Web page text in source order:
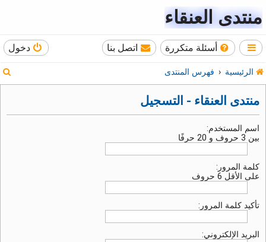
منتدى العنقاء
أسئلة متكررة اتصل بنا دخول
الرئيسية فهرس المنتدى
منتدى العنقاء - التسجيل
اسم المستخدم:
بين 3 حروف و 20 حرفًا
كلمة المرور:
على الأقل 6 حروف
تأكيد كلمة المرور:
البريد الإلكتروني: